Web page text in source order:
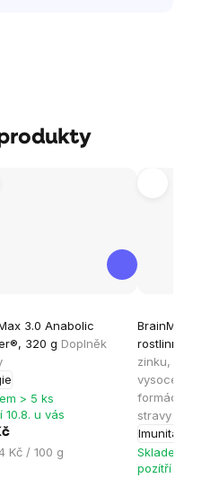
3.0 Anabolic
320 g Doplněk
> 5 ks
10.8. u vás
Kč / 100 g
BrainMax
zinku,
vysoce
formách,
stravy
Imunita
produktu
je
4,9
z
5
Skladem >
pozítří